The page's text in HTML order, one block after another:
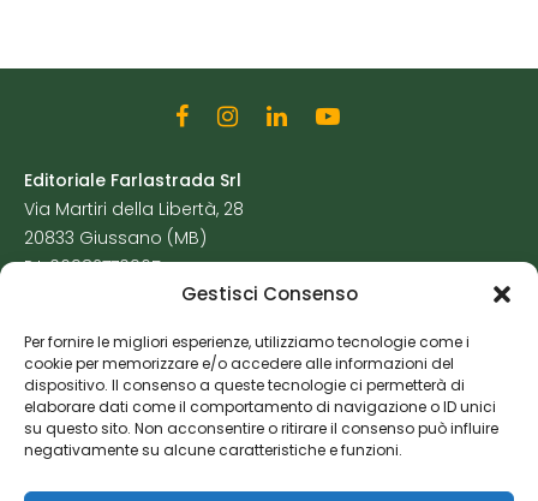
Gestisci Consenso
Per fornire le migliori esperienze, utilizziamo tecnologie come i
cookie per memorizzare e/o accedere alle informazioni del
dispositivo. Il consenso a queste tecnologie ci permetterà di
elaborare dati come il comportamento di navigazione o ID unici
su questo sito. Non acconsentire o ritirare il consenso può influire
negativamente su alcune caratteristiche e funzioni.
Editoriale Farlastrada Srl
Via Martiri della Libertà, 28
20833 Giussano (MB)
P.I. 06982770965
Cookie Policy
Risorse Aggiuntive